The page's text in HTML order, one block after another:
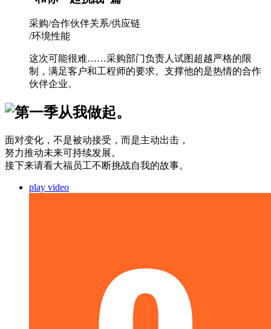
采购/合作伙伴关系/供应链
/环境性能
这次可能很难……采购部门负责人试图超越严格的限
制，满足客户和工程师的要求。支撑他的是热情的合作
伙伴企业。
从我做起。
面对变化，不是被动接受，而是主动出击，
努力推动未来可持续发展。
接下来请看大福员工不断挑战自我的故事。
play video